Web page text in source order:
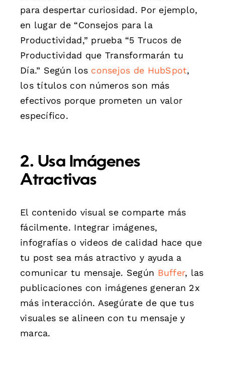
para despertar curiosidad. Por ejemplo,
en lugar de “Consejos para la
Productividad,” prueba “5 Trucos de
Productividad que Transformarán tu
Día.” Según los consejos de HubSpot,
los títulos con números son más
efectivos porque prometen un valor
específico.
2. Usa Imágenes
Atractivas
El contenido visual se comparte más
fácilmente. Integrar imágenes,
infografías o videos de calidad hace que
tu post sea más atractivo y ayuda a
comunicar tu mensaje. Según Buffer, las
publicaciones con imágenes generan 2x
más interacción. Asegúrate de que tus
visuales se alineen con tu mensaje y
marca.